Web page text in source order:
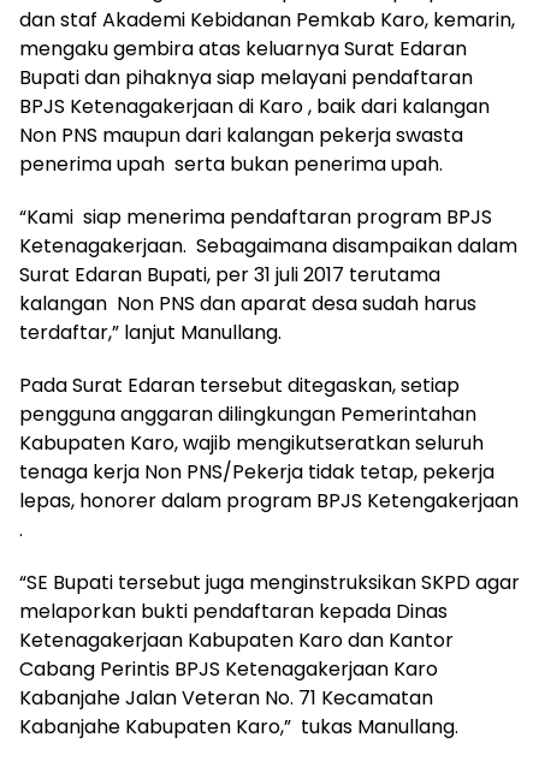
dan staf Akademi Kebidanan Pemkab Karo, kemarin,
mengaku gembira atas keluarnya Surat Edaran
Bupati dan pihaknya siap melayani pendaftaran
BPJS Ketenagakerjaan di Karo , baik dari kalangan
Non PNS maupun dari kalangan pekerja swasta
penerima upah serta bukan penerima upah.
“Kami siap menerima pendaftaran program BPJS
Ketenagakerjaan. Sebagaimana disampaikan dalam
Surat Edaran Bupati, per 31 juli 2017 terutama
kalangan Non PNS dan aparat desa sudah harus
terdaftar,” lanjut Manullang.
Pada Surat Edaran tersebut ditegaskan, setiap
pengguna anggaran dilingkungan Pemerintahan
Kabupaten Karo, wajib mengikutseratkan seluruh
tenaga kerja Non PNS/Pekerja tidak tetap, pekerja
lepas, honorer dalam program BPJS Ketengakerjaan
.
“SE Bupati tersebut juga menginstruksikan SKPD agar
melaporkan bukti pendaftaran kepada Dinas
Ketenagakerjaan Kabupaten Karo dan Kantor
Cabang Perintis BPJS Ketenagakerjaan Karo
Kabanjahe Jalan Veteran No. 71 Kecamatan
Kabanjahe Kabupaten Karo,” tukas Manullang.